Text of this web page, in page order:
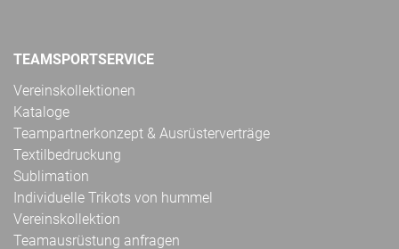
TEAMSPORTSERVICE
Vereinskollektionen
Kataloge
Teampartnerkonzept & Ausrüsterverträge
Textilbedruckung
Sublimation
Individuelle Trikots von hummel
Vereinskollektion
Teamausrüstung anfragen